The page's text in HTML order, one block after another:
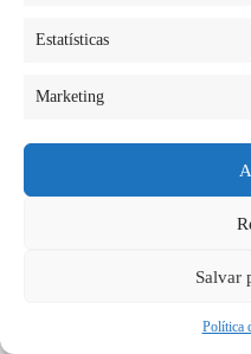
Estatísticas
Marketing
Salvar
Política
O que muitas pessoas
coisa, só que dita em
não é bem assim e por mais
Copyright © 2026 - todos os